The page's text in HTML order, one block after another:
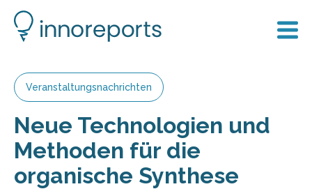
Veranstaltungsnachrichten
Neue Technologien und
Methoden für die
organische Synthese